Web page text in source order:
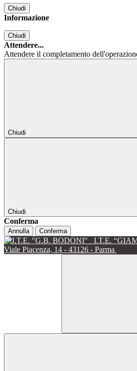
Chiudi
Informazione
Chiudi
Attendere...
Attendere il completamento
Chiudi
Chiudi
Conferma
Annulla Conferma
I.T.E.
Viale Piacenza, 14 - 43126 - Parma